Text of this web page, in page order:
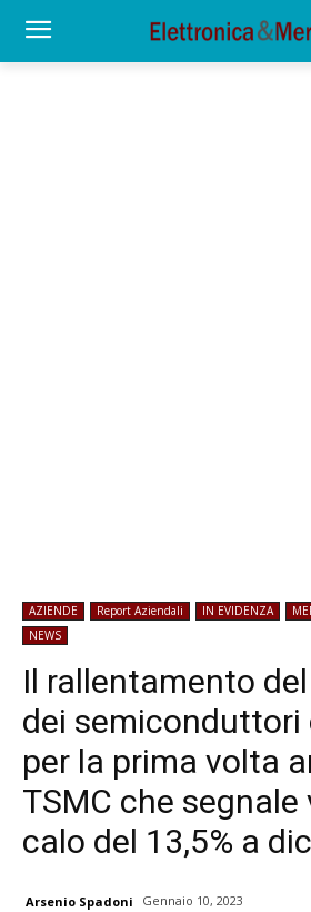
AZIENDE Report Aziendali IN EVIDENZA
NEWS
Il rallentamento
dei semiconduttori
per la prima volta
TSMC che segnale
calo del 13,5% a
Arsenio Spadoni Gennaio 10, 2023